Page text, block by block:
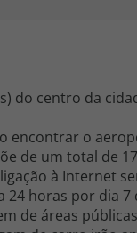
do centro da
encontrar o
de um total de
à Internet
24 horas por dia 7
de áreas